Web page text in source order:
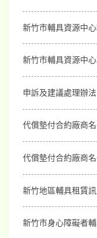
新竹市輔具資源中
新竹市輔具資源中
申訴及建議處理辦法
代償墊付合約廠商
代償墊付合約廠商
新竹地區輔具租賃
新竹市身心障礙者